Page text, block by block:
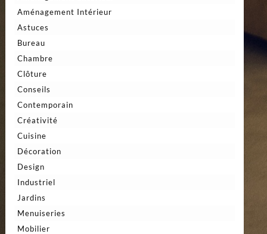
Aménagement Intérieur
Astuces
Bureau
Chambre
Clôture
Conseils
Contemporain
Créativité
Cuisine
Décoration
Design
Industriel
Jardins
Menuiseries
Mobilier